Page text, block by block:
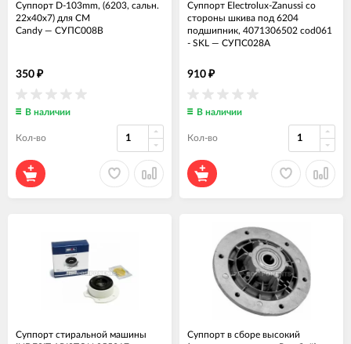
Суппорт D-103mm, (6203, сальн.
22x40x7) для СМ
Candy — СУПС008В
350 ₽
В наличии
Кол-во
Суппорт Electrolux-Zanussi со
стороны шкива под 6204
подшипник, 4071306502 cod061
- SKL — СУПС028А
910 ₽
В наличии
Кол-во
Суппорт стиральной машины
Суппорт в сборе высокий